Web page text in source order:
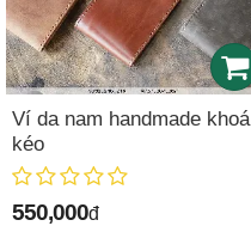
Ví da nam handmade khoá
kéo
550,000đ